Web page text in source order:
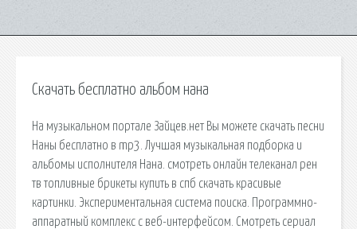
Скачать бесплатно альбом нана
На музыкальном портале Зайцев.нет Вы можете скачать песни
Наны бесплатно в mp3. Лучшая музыкальная подборка и
альбомы исполнителя Нана. смотреть онлайн телеканал рен
тв топливные брикеты купить в спб скачать красивые
картинки. Экспериментальная система поиска. Программно-
аппаратный комплекс с веб-интерфейсом. Смотреть сериал